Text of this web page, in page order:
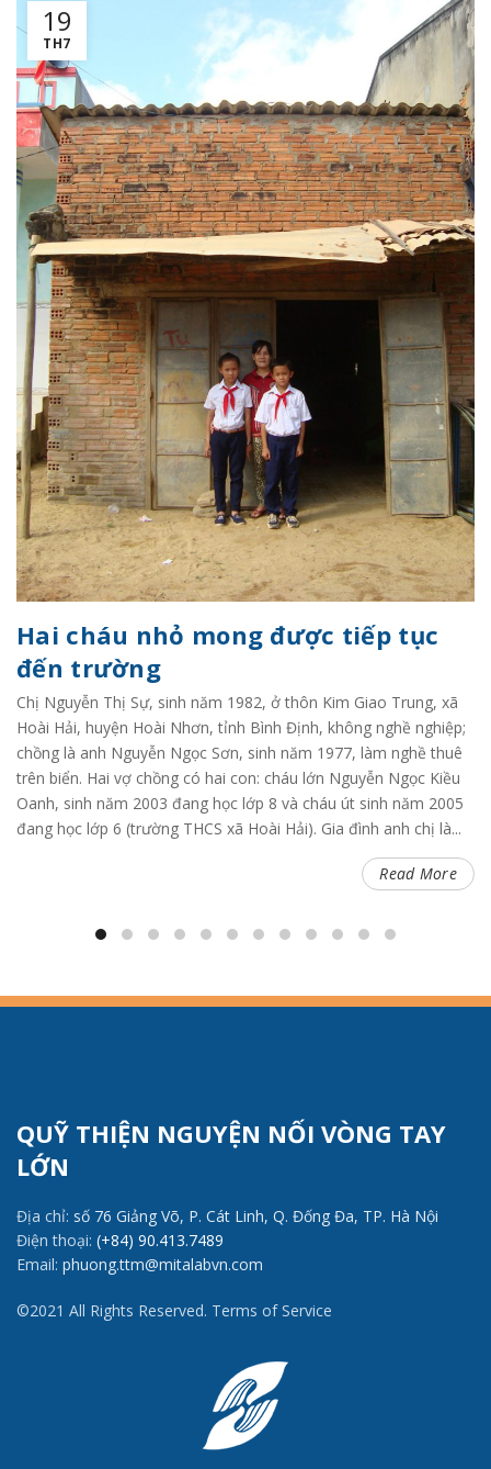
19
TH7
Hai cháu nhỏ mong được tiếp tục
đến trường
Chị Nguyễn Thị Sự, sinh năm 1982, ở thôn Kim Giao Trung, xã
Hoài Hải, huyện Hoài Nhơn, tỉnh Bình Định, không nghề nghiệp;
chồng là anh Nguyễn Ngọc Sơn, sinh năm 1977, làm nghề thuê
trên biển. Hai vợ chồng có hai con: cháu lớn Nguyễn Ngọc Kiều
Oanh, sinh năm 2003 đang học lớp 8 và cháu út sinh năm 2005
đang học lớp 6 (trường THCS xã Hoài Hải). Gia đình anh chị là...
Read More
QUỸ THIỆN NGUYỆN NỐI VÒNG TAY
LỚN
Địa chỉ: số 76 Giảng Võ, P. Cát Linh, Q. Đống Đa, TP. Hà Nội
Điện thoại: (+84) 90.413.7489
Email: phuong.ttm@mitalabvn.com
©2021 All Rights Reserved. Terms of Service